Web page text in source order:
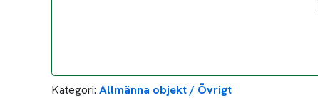
Kategori: Allmänna objekt / Övrigt